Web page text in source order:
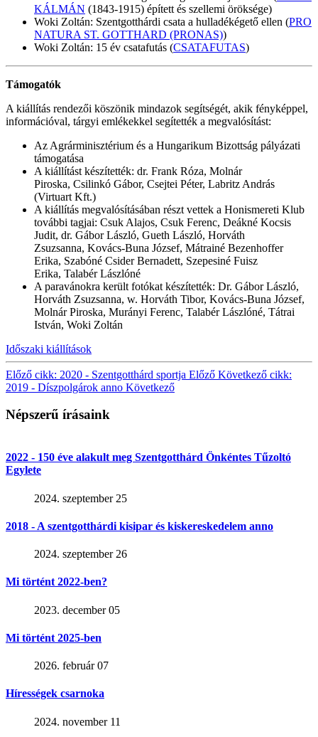
KÁLMÁN (1843-1915) épített és szellemi öröksége)
Woki Zoltán: Szentgotthárdi csata a hulladékégető ellen (PRO
NATURA ST. GOTTHARD (PRONAS))
Woki Zoltán: 15 év csatafutás (CSATAFUTAS)
Támogatók
A kiállítás rendezői köszönik mindazok segítségét, akik fényképpel,
információval, tárgyi emlékekkel segítették a megvalósítást:
Az Agrárminisztérium és a Hungarikum Bizottság pályázati
támogatása
A kiállítást készítették: dr. Frank Róza, Molnár
Piroska, Csilinkó Gábor, Csejtei Péter, Labritz András
(Virtuart Kft.)
A kiállítás megvalósításában részt vettek a Honismereti Klub
további tagjai: Csuk Alajos, Csuk Ferenc, Deákné Kocsis
Judit, dr. Gábor László, Gueth László, Horváth
Zsuzsanna, Kovács-Buna József, Mátrainé Bezenhoffer
Erika, Szabóné Csider Bernadett, Szepesiné Fuisz
Erika, Talabér Lászlóné
A paravánokra került fotókat készítették: Dr. Gábor László,
Horváth Zsuzsanna, w. Horváth Tibor, Kovács-Buna József,
Molnár Piroska, Murányi Ferenc, Talabér Lászlóné, Tátrai
István, Woki Zoltán
Időszaki kiállítások
Előző cikk: 2020 - Szentgotthárd sportja Előző Következő cikk:
2019 - Díszpolgárok anno Következő
Népszerű írásaink
2022 - 150 éve alakult meg Szentgotthárd Önkéntes Tűzoltó
Egylete
2024. szeptember 25
2018 - A szentgotthárdi kisipar és kiskereskedelem anno
2024. szeptember 26
Mi történt 2022-ben?
2023. december 05
Mi történt 2025-ben
2026. február 07
Hírességek csarnoka
2024. november 11